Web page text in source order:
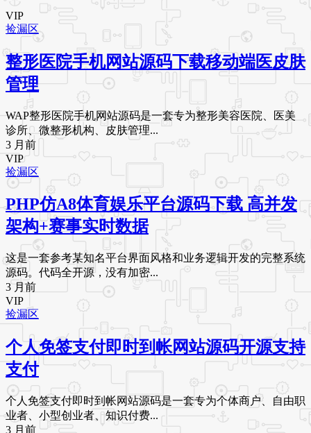
VIP
捡漏区
整形医院手机网站源码下载移动端医皮肤
管理
WAP整形医院手机网站源码是一套专为整形美容医院、医美
诊所、微整形机构、皮肤管理...
3 月前
VIP
捡漏区
PHP仿A8体育娱乐平台源码下载 高并发
架构+赛事实时数据
这是一套参考某知名平台界面风格和业务逻辑开发的完整系统
源码。代码全开源，没有加密...
3 月前
VIP
捡漏区
个人免签支付即时到帐网站源码开源支持
支付
个人免签支付即时到帐网站源码是一套专为个体商户、自由职
业者、小型创业者、知识付费...
3 月前